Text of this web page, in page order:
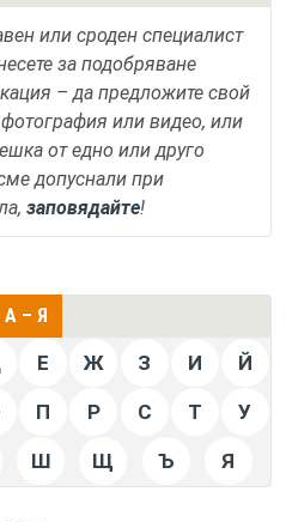
или сроден специалист
за подобряване
– да предложите свой
фотография или видео, или
от едно или друго
допуснали при
заповядайте!
– Я
Е Ж З И Й
П Р С Т У
Ш Щ Ъ Я